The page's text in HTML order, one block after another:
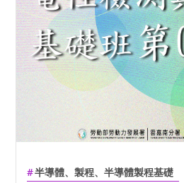
半導體、製程、半導體製程基礎